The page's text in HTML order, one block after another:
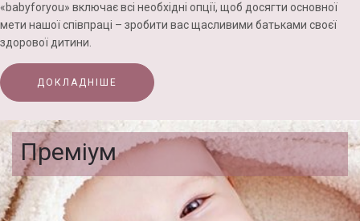
«babyforyou» включає всі необхідні опції, щоб досягти основної
мети нашої співпраці – зробити вас щасливими батьками своєї
здорової дитини.
ДОКЛАДНІШЕ
Преміум